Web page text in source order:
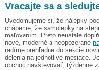
Vracajte sa a
Uvedomujeme si, že nálepky
chápeme, že samolepky na
maľovaním. Preto neustále
nové, moderné a neopozerané
radíme prehľadne do sekcie
delenia na jednotlivé mesiace.
obchod navštevovať, týždenne